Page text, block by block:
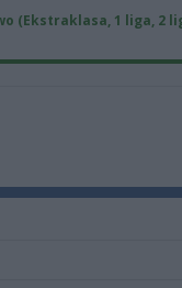
(Ekstraklasa, 1 liga, 2